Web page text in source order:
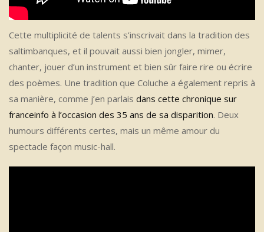
Cette multiplicité de talents s’inscrivait dans la tradition des
saltimbanques, et il pouvait aussi bien jongler, mimer,
chanter, jouer d’un instrument et bien sûr faire rire ou écrire
des poèmes. Une tradition que Coluche a également repris à
sa manière, comme j’en parlais dans cette chronique sur
franceinfo à l’occasion des 35 ans de sa disparition. Deux
humours différents certes, mais un même amour du
spectacle façon music-hall.